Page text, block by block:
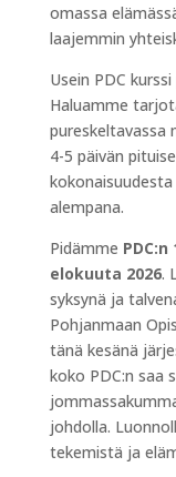
omassa
laajemmin
Usein PDC
Haluamme
pureskeltavassa
4-5 päivän
alempana.
Pidämme
elokuuta 2026.
syksynä ja
Pohjanmaan
tänä kesänä
koko PDC:n saa
johdolla.
tekemistä ja